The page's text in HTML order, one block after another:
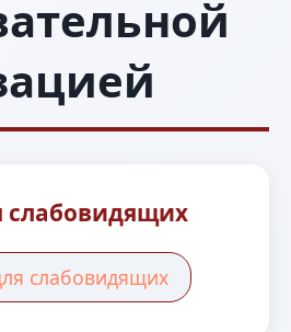
слабовидящих
слабовидящих